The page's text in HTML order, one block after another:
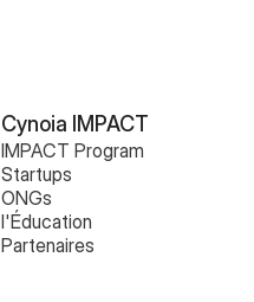
Cynoia IMPACT
IMPACT Program
Startups
ONGs
l'Éducation
Partenaires